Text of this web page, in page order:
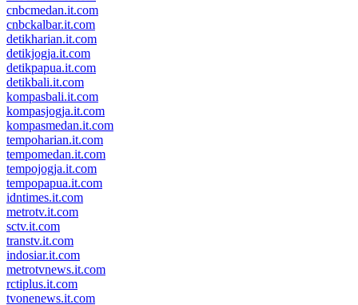
cnbcmedan.it.com
cnbckalbar.it.com
detikharian.it.com
detikjogja.it.com
detikpapua.it.com
detikbali.it.com
kompasbali.it.com
kompasjogja.it.com
kompasmedan.it.com
tempoharian.it.com
tempomedan.it.com
tempojogja.it.com
tempopapua.it.com
idntimes.it.com
metrotv.it.com
sctv.it.com
transtv.it.com
indosiar.it.com
metrotvnews.it.com
rctiplus.it.com
tvonenews.it.com